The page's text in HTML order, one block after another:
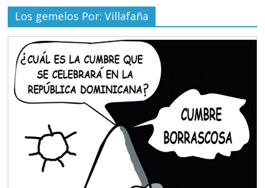
Los gemelos Por: Villafaña